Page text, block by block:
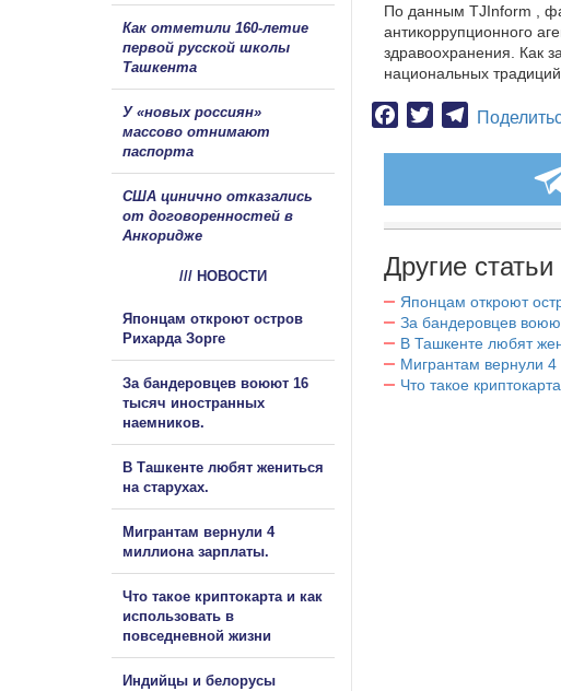
По данным TJInform ,
антикоррупционного
здравоохранения. Как
национальных
Facebook
TwitterTelegram
Другие
Японцам откроют
За бандеровцев
В Ташкенте любят
Мигрантам вернули
Что такое
Как отметили 160-летие
первой русской школы
Ташкента
У «новых россиян»
массово отнимают
паспорта
США цинично отказались
от договоренностей в
Анкоридже
/// НОВОСТИ
Японцам откроют остров
Рихарда Зорге
За бандеровцев воюют 16
тысяч иностранных
наемников.
В Ташкенте любят жениться
на старухах.
Мигрантам вернули 4
миллиона зарплаты.
Что такое криптокарта и как
использовать в
повседневной жизни
Индийцы и белорусы